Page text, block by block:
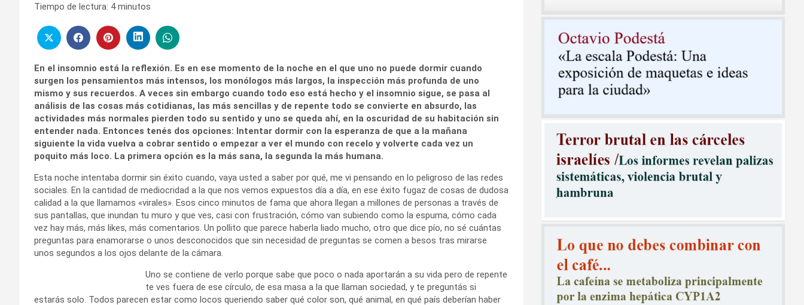
Tiempo de lectura: 4 minutos
En el insomnio está la reflexión. Es en ese momento de la noche en el que uno no puede dormir cuando
surgen los pensamientos más intensos, los monólogos más largos, la inspección más profunda de uno
mismo y sus recuerdos. A veces sin embargo cuando todo eso está hecho y el insomnio sigue, se pasa al
análisis de las cosas más cotidianas, las más sencillas y de repente todo se convierte en absurdo, las
actividades más normales pierden todo su sentido y uno se queda ahí, en la oscuridad de su habitación sin
entender nada. Entonces tenés dos opciones: Intentar dormir con la esperanza de que a la mañana
siguiente la vida vuelva a cobrar sentido o empezar a ver el mundo con recelo y volverte cada vez un
poquito más loco. La primera opción es la más sana, la segunda la más humana.
Esta noche intentaba dormir sin éxito cuando, vaya usted a saber por qué, me vi pensando en lo peligroso de las redes
sociales. En la cantidad de mediocridad a la que nos vemos expuestos día a día, en ese éxito fugaz de cosas de dudosa
calidad a la que llamamos «virales». Esos cinco minutos de fama que ahora llegan a millones de personas a través de
sus pantallas, que inundan tu muro y que ves, casi con frustración, cómo van subiendo como la espuma, cómo cada
vez hay más, más likes, más comentarios. Un pollito que parece haberla liado mucho, otro que dice pío, no sé cuántas
preguntas para enamorarse o unos desconocidos que sin necesidad de preguntas se comen a besos tras mirarse
unos segundos a los ojos delante de la cámara.
Uno se contiene de verlo porque sabe que poco o nada aportarán a su vida pero de repente
te ves fuera de ese círculo, de esa masa a la que llaman sociedad, y te preguntás si
estarás solo. Todos parecen estar como locos queriendo saber qué color son, qué animal, en qué país deberían haber